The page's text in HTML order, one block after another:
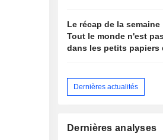
Le récap de la semaine
Tout le monde n'est
dans les petits papiers
Dernières actualités
Dernières analyses